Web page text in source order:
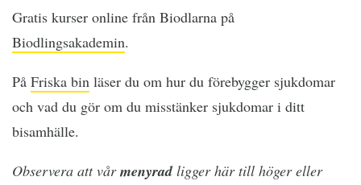
Gratis kurser online från Biodlarna på
Biodlingsakademin.
På Friska bin läser du om hur du förebygger sjukdomar
och vad du gör om du misstänker sjukdomar i ditt
bisamhälle.
Observera att vårmenyradligger här till höger eller